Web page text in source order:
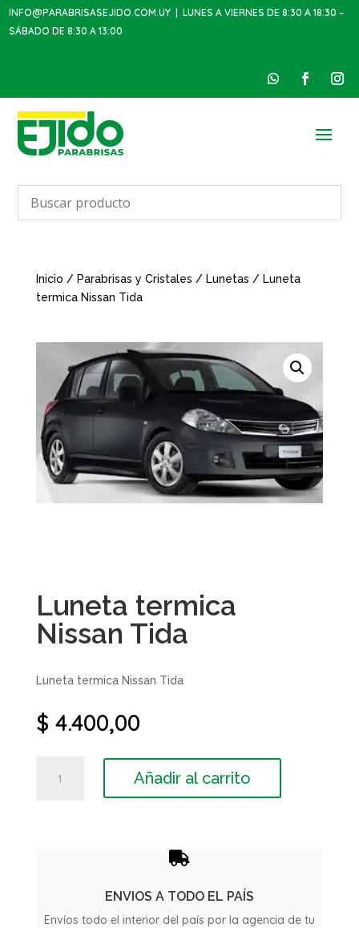
INFO@PARABRISASEJIDO.COM.UY | LUNES A VIERNES DE 8:30 A 18:30 –
SÁBADO DE 8:30 A 13:00
Inicio / Parabrisas y Cristales / Lunetas / Luneta
termica Nissan Tida
Luneta termica
Nissan Tida
Luneta termica Nissan Tida
$ 4.400,00
termica
Añadir al carrito

ENVIOS A TODO EL PAÍS
Envíos todo el interior del país por la agencia de tu